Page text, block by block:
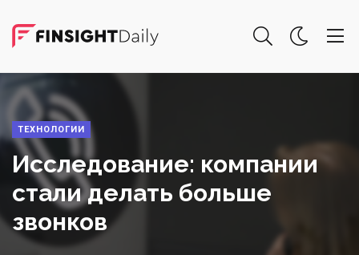
ТЕХНОЛОГИИ
Исследование: компании
стали делать больше
звонков